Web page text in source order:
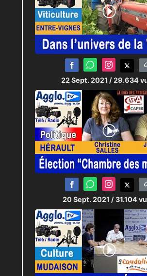
22 Sept. 2021 / 29.634
20 Sept. 2021 / 31.104